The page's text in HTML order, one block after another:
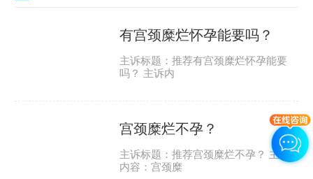
有宫颈糜烂怀孕能要吗？
主诉标题：推荐有宫颈糜烂怀孕能要
吗？ 主诉内
宫颈糜烂不孕？
主诉标题：推荐宫颈糜烂不孕？ 主诉
内容：宫颈糜